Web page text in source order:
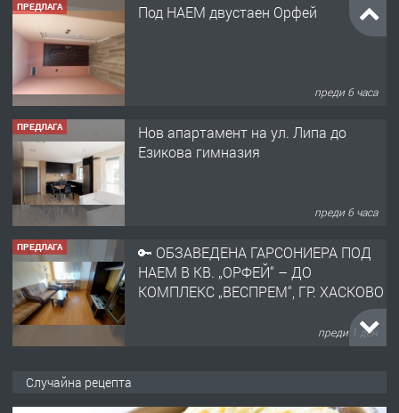
ПРЕДЛАГА
Нов апартамент на ул. Липа до
преди 6 часа
ПРЕДЛАГА
🔑 ОБЗАВЕДЕНА ГАРСОНИЕРА ПОД
НАЕМ В КВ. „ОРФЕЙ“ – ДО
преди 1 ден
ПРЕДЛАГА
НАПЪЛНО ОБЗАВЕДЕН И
ОБОРУДВАН ТРИСТАЕН
АПАРТАМЕНТ В ЦЕНТЪРА НА ГР.
преди 2 дни
Случайна рецепта